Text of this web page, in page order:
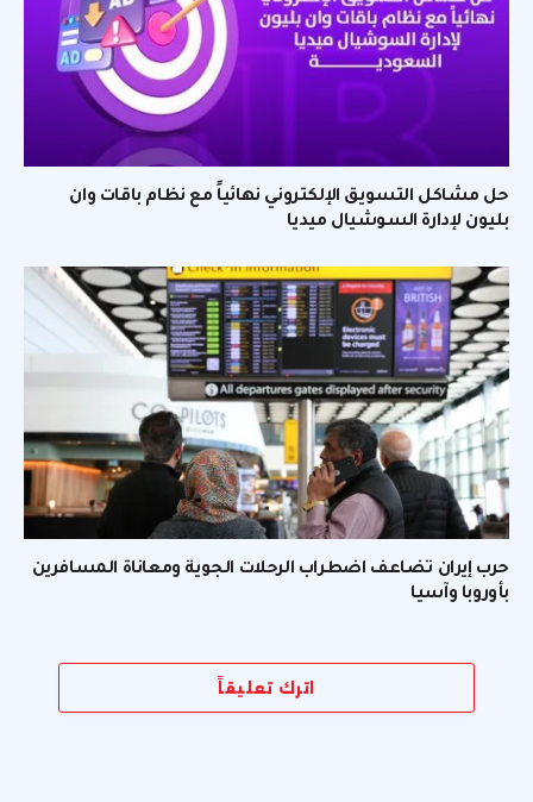
حل مشاكل التسويق الإلكتروني نهائياً مع نظام باقات وان
بليون لإدارة السوشيال ميديا
حرب إيران تضاعف اضطراب الرحلات الجوية ومعاناة المسافرين
بأوروبا وآسيا
اترك تعليقاً